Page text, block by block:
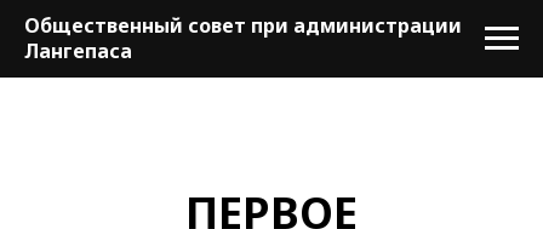
Общественный совет при администрации
Лангепаса
ПЕРВОЕ